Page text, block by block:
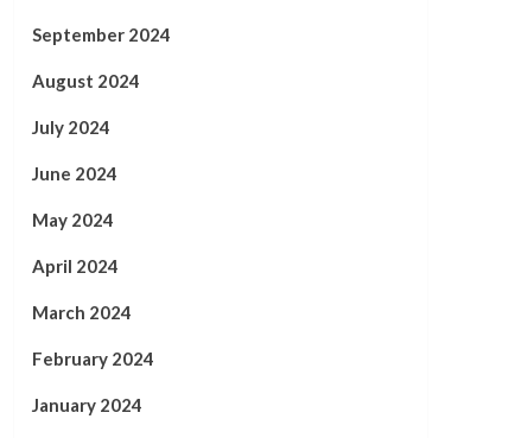
September 2024
August 2024
July 2024
June 2024
May 2024
April 2024
March 2024
February 2024
January 2024